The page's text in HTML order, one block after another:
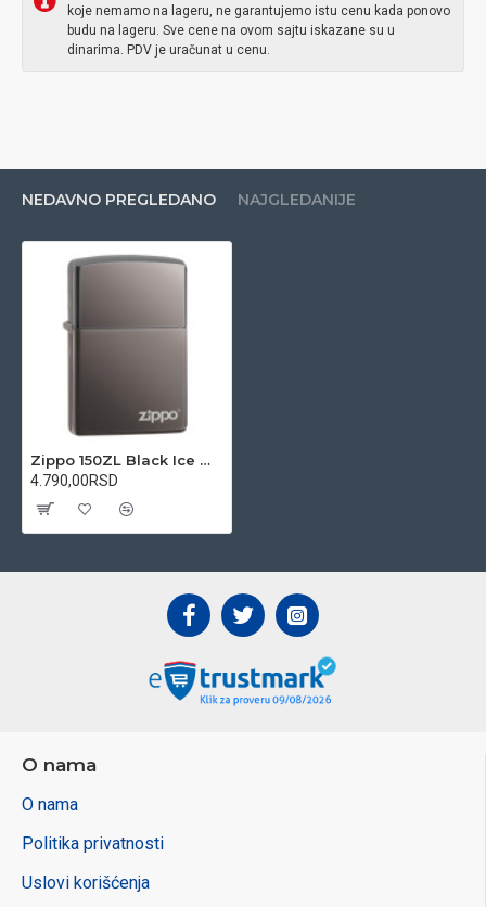
koje nemamo na lageru, ne garantujemo istu cenu kada ponovo
budu na lageru. Sve cene na ovom sajtu iskazane su u
dinarima. PDV je uračunat u cenu.
NEDAVNO PREGLEDANO NAJGLEDANIJE
Zippo 150ZL Black Ice With logo upaljač
4.790,00RSD
O nama
O nama
Politika privatnosti
Uslovi korišćenja